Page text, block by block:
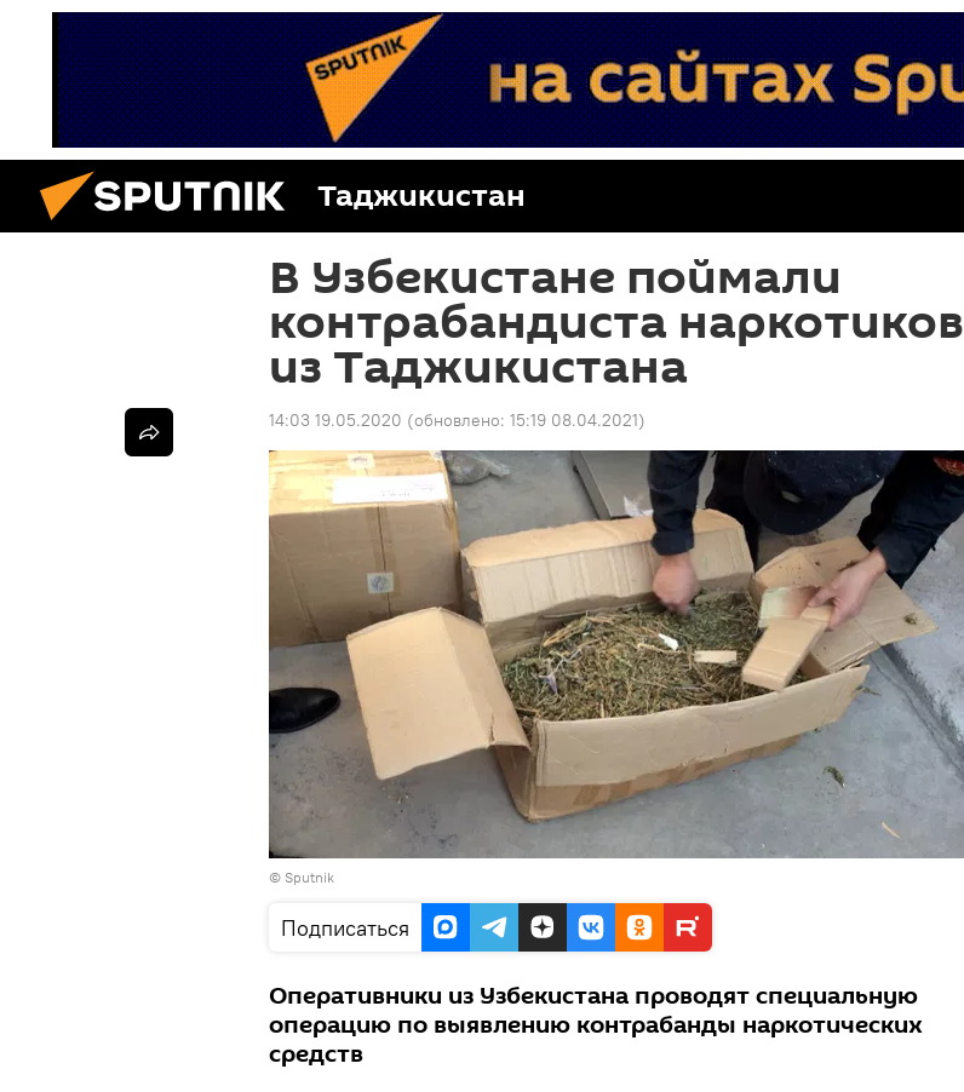
Таджикистан
В Узбекистане поймали
контрабандиста наркотиков
из Таджикистана
14:03 19.05.2020 (обновлено: 15:19 08.04.2021)
© Sputnik
Подписаться
Оперативники из Узбекистана проводят специальную
операцию по выявлению контрабанды наркотических
средств